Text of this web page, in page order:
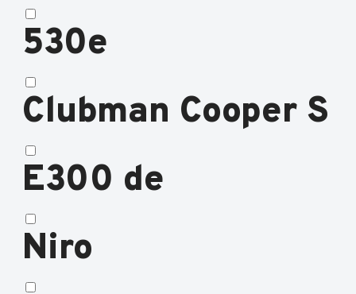
530e
Clubman Cooper S
E300 de
Niro